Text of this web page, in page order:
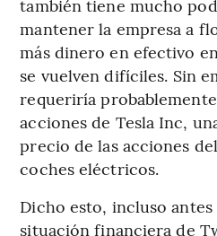
también tiene mucho
mantener la empresa a
más dinero en efectivo
se vuelven difíciles. Sin
requeriría
acciones de Tesla Inc,
precio de las acciones
coches eléctricos.
Dicho esto, incluso
situación financiera de